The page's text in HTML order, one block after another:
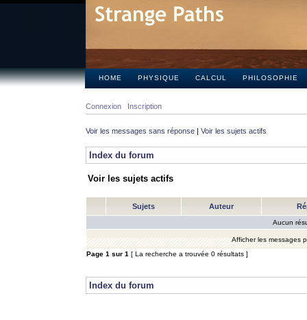
HOME PHYSIQUE CALCUL PHILOSOPHIE
Connexion Inscription
Voir les messages sans réponse | Voir les sujets actifs
Index du forum
Voir les sujets actifs
Sujets Auteur
Aucun
Afficher les messages
Page 1 sur 1 [ La recherche a trouvée 0 résultats ]
Index du forum